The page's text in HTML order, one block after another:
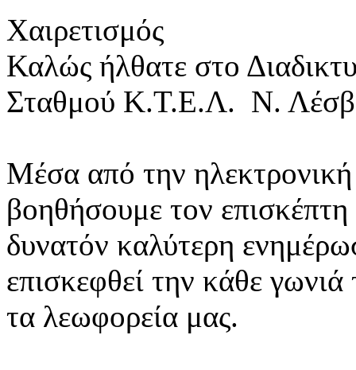
Χαιρετισμός
Καλώς ήλθατε στο
Σταθμού Κ.Τ.Ε.Λ. Ν.
Μέσα από την ηλεκτρονική
βοηθήσουμε τον
δυνατόν καλύτερη
επισκεφθεί την κάθε
τα λεωφορεία μας.